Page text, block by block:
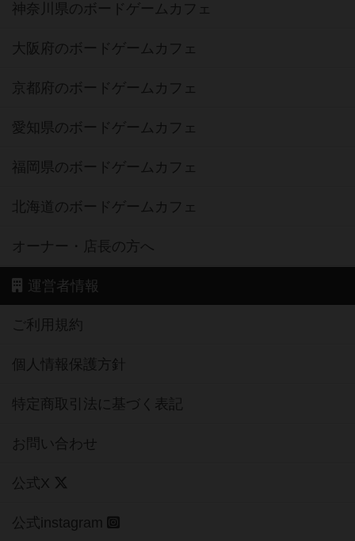
神奈川県のボードゲームカフェ
大阪府のボードゲームカフェ
京都府のボードゲームカフェ
愛知県のボードゲームカフェ
福岡県のボードゲームカフェ
北海道のボードゲームカフェ
オーナー・店長の方へ
運営者情報
ご利用規約
個人情報保護方針
特定商取引法に基づく表記
お問い合わせ
公式X
公式instagram